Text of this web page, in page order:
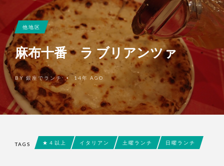
他地区
麻布十番 ラ ブリアンツァ
BY銀座でランチ • 14年 AGO
TAGS ★４以上 イタリアン 土曜ランチ 日曜ランチ